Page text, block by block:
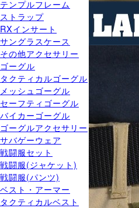
テンプルフレーム
ストラップ
RXインサート
サングラスケース
その他アクセサリー
ゴーグル
タクティカルゴーグル
メッシュゴーグル
セーフティゴーグル
バイカーゴーグル
ゴーグルアクセサリー
サバゲーウェア
戦闘服セット
戦闘服(ジャケット)
戦闘服(パンツ)
ベスト・アーマー
タクティカルベスト